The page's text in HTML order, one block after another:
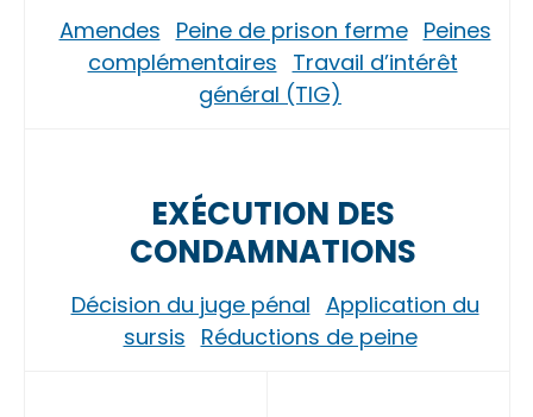
Amendes Peine de prison ferme Peines
complémentaires Travail d’intérêt
général (TIG)
EXÉCUTION DES
CONDAMNATIONS
Décision du juge pénal Application du
sursis Réductions de peine